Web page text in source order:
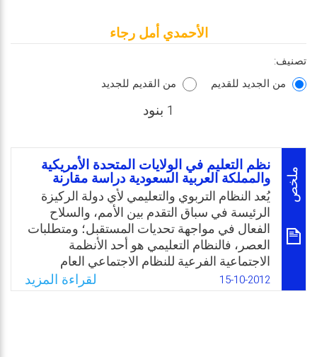
الأحمدي أمل رجاء
تصنيف:
من الجديد للقديم
من القديم للجديد
1 بنود
ملخص
نظم التعليم في الولايات المتحدة الأمريكية
والمملكة العربية السعودية دراسة مقارنة
يُعد النظام التربوي والتعليمي لأي دولة الركيزة
الرئيسة في سباق التقدم بين الأمم، والسلاح
الفعال في مواجهة تحديات المستقبل؛ ومتطلبات
العصر، فالنظام التعليمي هو أحد الأنظمة
الاجتماعية الفرعية للنظام الاجتماعي العام
(حكيم، 2010). وتعتبر المملكة العربية السعودية
من الدول النامية، والتي تسعى إلى اللحاق بركب
15-10-2012 لقراءة المزيد